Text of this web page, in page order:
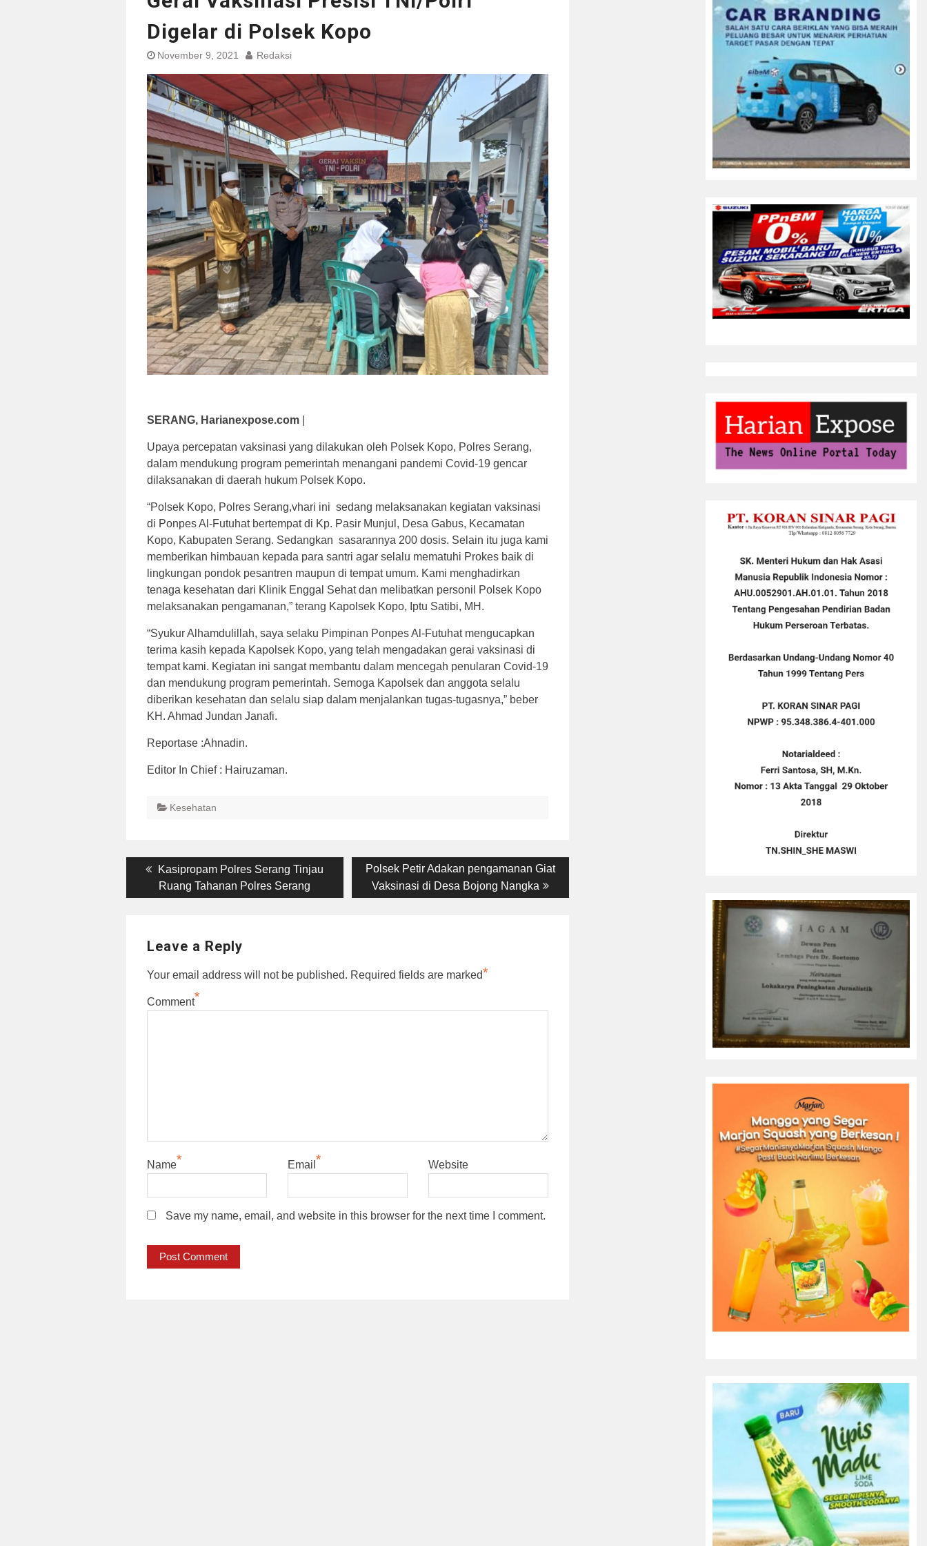
Digelar di Polsek Kopo
November 9, 2021 Redaksi
SERANG, Harianexpose.com
Upaya percepatan vaksinasi yang dilakukan oleh Polsek Kopo, Polres Serang,
dalam mendukung program pemerintah menangani pandemi Covid-19 gencar
dilaksanakan di daerah hukum Polsek Kopo.
“Polsek Kopo, Polres Serang,vhari ini sedang melaksanakan kegiatan vaksinasi
di Ponpes Al-Futuhat bertempat di Kp. Pasir Munjul, Desa Gabus, Kecamatan
Kopo, Kabupaten Serang. Sedangkan sasarannya 200 dosis. Selain itu juga kami
memberikan himbauan kepada para santri agar selalu mematuhi Prokes baik di
lingkungan pondok pesantren maupun di tempat umum. Kami menghadirkan
tenaga kesehatan dari Klinik Enggal Sehat dan melibatkan personil Polsek Kopo
melaksanakan pengamanan,” terang Kapolsek Kopo, Iptu Satibi, MH.
“Syukur Alhamdulillah, saya selaku Pimpinan Ponpes Al-Futuhat mengucapkan
terima kasih kepada Kapolsek Kopo, yang telah mengadakan gerai vaksinasi di
tempat kami. Kegiatan ini sangat membantu dalam mencegah penularan Covid-19
dan mendukung program pemerintah. Semoga Kapolsek dan anggota selalu
diberikan kesehatan dan selalu siap dalam menjalankan tugas-tugasnya,” beber
KH. Ahmad Jundan Janafi.
Reportase :Ahnadin.
Editor In Chief : Hairuzaman.
Kesehatan
Post
navigation
Previous
post:
Kasipropam Polres Serang Tinjau
Ruang Tahanan Polres Serang
Next
post:
Polsek Petir Adakan pengamanan Giat
Vaksinasi di Desa Bojong Nangka
Leave a Reply
Your email address will not be published. Required fields are marked*
Comment*
Name* Email * Website
Save my name, email, and website in this browser for the next time I comment.